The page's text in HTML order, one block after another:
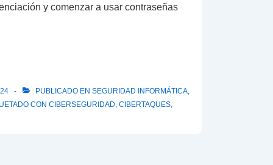
y comenzar a usar contraseñas
PUBLICADO EN SEGURIDAD INFORMÁTICA,
CON CIBERSEGURIDAD, CIBERTAQUES,